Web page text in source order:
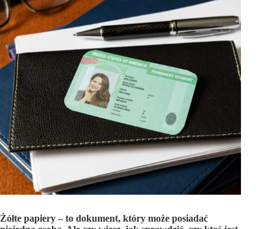
Żółte papiery – to dokument, który może posiadać